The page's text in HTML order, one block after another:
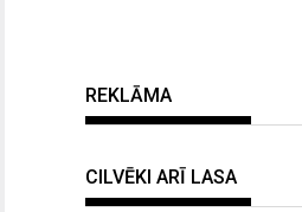
REKLĀMA
CILVĒKI ARĪ LASA